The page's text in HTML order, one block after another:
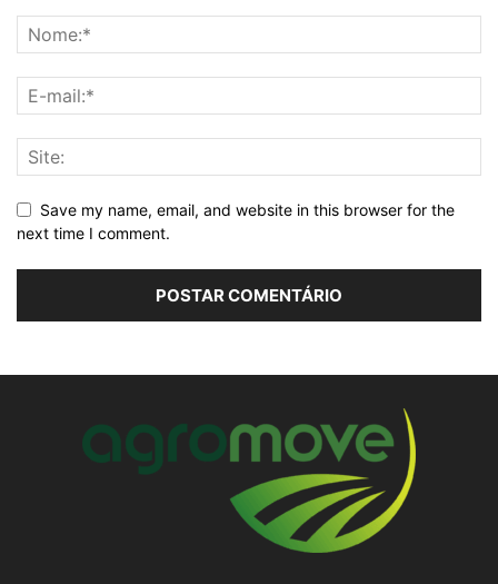
Save my name, email, and website in this browser for the
next time I comment.